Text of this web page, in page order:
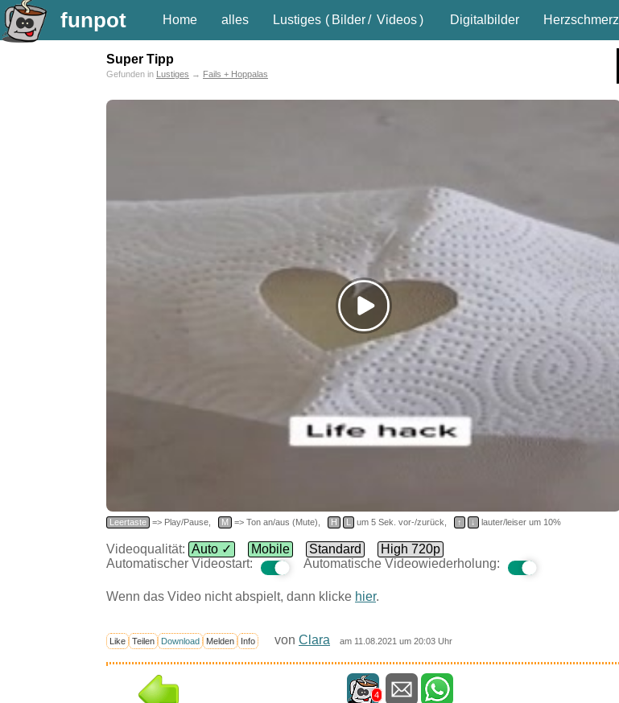
funpot Home alles Lustiges ( Bilder/ Videos) Digitalbilder Herzschmerz
Super Tipp
Gefunden in Lustiges → Fails + Hoppalas
Leertaste => Play/Pause, M => Ton an/aus (Mute), H L um 5 Sek. vor-/zurück, ↑ ↓ lauter/leiser um 10%
Videoqualität: Auto ✓ Mobile Standard
High 720p
Automatischer Videostart:
Automatische Videowiederholung:
Wenn das Video nicht abspielt, dann klicke hier.
Like Teilen Download Melden Info von Clara am 11.08.2021 um 20:03 Uhr
4